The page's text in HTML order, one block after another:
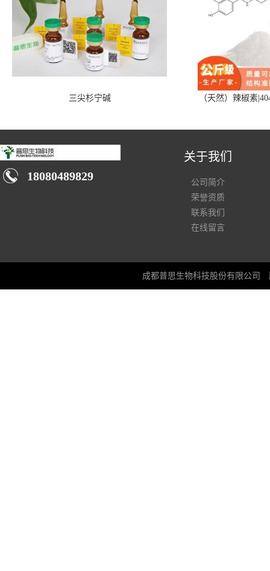
三尖杉宁碱 （天然）辣椒素
18080489829
关于我们
公司简介
荣誉资质
联系我们
在线留言
成都普思生物科技股份有限公司